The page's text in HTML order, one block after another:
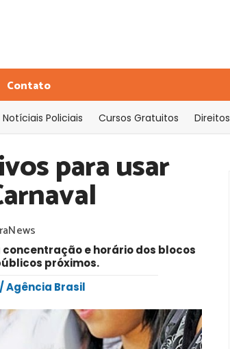
Contato
Notíciais Policiais Cursos Gratuitos Direitos
para usar
e horário dos blocos
próximos.
Agência Brasil